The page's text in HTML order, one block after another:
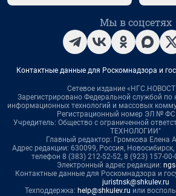
Мы в соцсетях
Контактные данные для Роскомнадзора и
Сетевое издание
Зарегистрировано Федеральной службой по
информационных технологий и массовых
Регистрационный номер ЭЛ №
Учредитель: Общество с ограниченной
ТЕХНОЛОГИИ"
Главный редактор: Громкова Елена
Адрес редакции: 630099, Россия,
телефон 8 (383) 212-52-52, 8 (923) 157-00-
Электронный адрес редакции:
Контактные данные для Роскомнадзора и
juristnsk@shkulev.ru
Техподдержка: help@shkulev.ru или